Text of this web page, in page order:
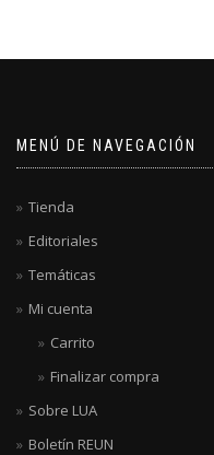
MENÚ DE NAVEGACIÓN
Tienda
Editoriales
Temáticas
Mi cuenta
Carrito
Finalizar compra
Sobre LUA
Boletín REUN